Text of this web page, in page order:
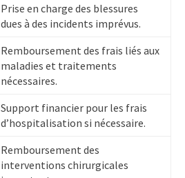
Prise en charge des blessures
dues à des incidents imprévus.
Remboursement des frais liés aux
maladies et traitements
nécessaires.
Support financier pour les frais
d’hospitalisation si nécessaire.
Remboursement des
interventions chirurgicales